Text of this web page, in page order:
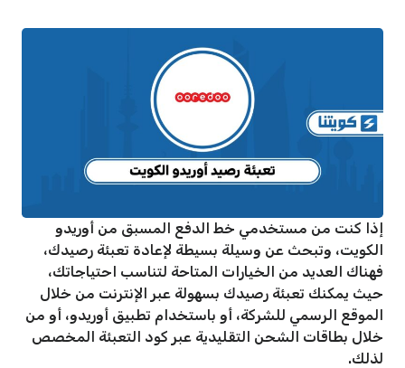
إذا كنت من مستخدمي خط الدفع المسبق من أوريدو
الكويت، وتبحث عن وسيلة بسيطة لإعادة تعبئة رصيدك،
فهناك العديد من الخيارات المتاحة لتناسب احتياجاتك،
حيث يمكنك تعبئة رصيدك بسهولة عبر الإنترنت من خلال
الموقع الرسمي للشركة، أو باستخدام تطبيق أوريدو، أو من
خلال بطاقات الشحن التقليدية عبر كود التعبئة المخصص
لذلك.